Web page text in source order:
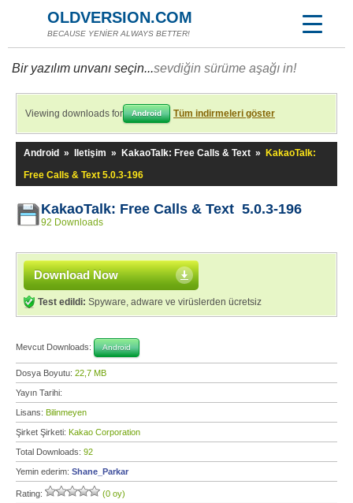
OLDVERSION.COM
BECAUSE YENİER ALWAYS BETTER!
Bir yazılım unvanı seçin...sevdiğin sürüme aşağı in!
Viewing downloads for Android Tüm indirmeleri göster
Android » Iletişim » KakaoTalk: Free Calls & Text »
KakaoTalk:
Free Calls & Text 5.0.3-196
KakaoTalk: Free Calls & Text 5.0.3-196
92 Downloads
Download Now
Test edildi: Spyware, adware ve virüslerden ücretsiz
Mevcut Downloads: Android
Dosya Boyutu: 22,7 MB
Yayın Tarihi:
Lisans: Bilinmeyen
Şirket Şirketi: Kakao Corporation
Total Downloads: 92
Yemin ederim: Shane_Parkar
Rating: (0 oy)